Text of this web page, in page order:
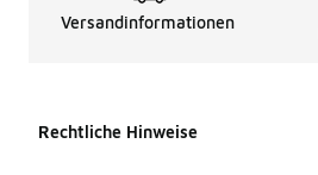
Versandinformationen
Rechtliche Hinweise